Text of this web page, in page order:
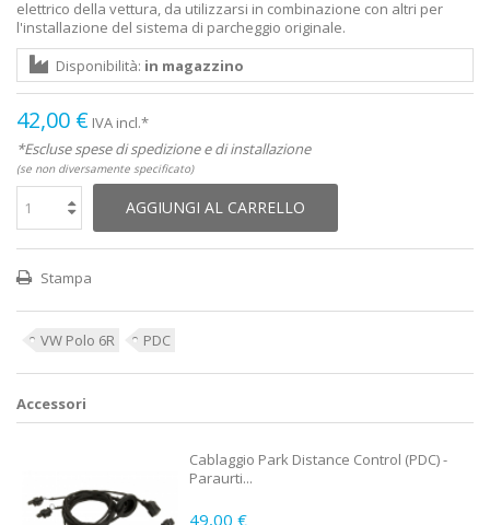
elettrico della vettura, da utilizzarsi in combinazione con altri per
l'installazione del sistema di parcheggio originale.
Disponibilità: in magazzino
42,00 € IVA incl.*
*Escluse spese di spedizione e di installazione
(se non diversamente specificato)
AGGIUNGI AL CARRELLO
Stampa
VW Polo 6R PDC
Accessori
Cablaggio Park Distance Control (PDC) -
Paraurti...
49,00 €